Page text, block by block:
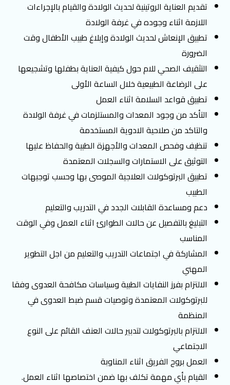
تقديم العناية الروتينية لحديث الولادة والقيام بالإجراءات
اللازمة اثناء وجوده في غرفة الولادة
تطبيق الإنعاش لحديث الولادة وإبلاغ طبيب الأطفال وقت
الضرورة
التثقيف الصحي للام حول كيفية العناية بطفلها وتشجيعها
على الرضاعة الطبيعية خلال الساعة الأولى
تطبيق قواعد السلامة اثناء العمل
التأكد من وجود المعدات والمستلزمات في غرفة الولادة
والتاكد من صلاحية الادوية المستخدمة
تنظيف وفحص المعدات والأجهزة الطبية والحفاظ عليها
التوثيق على الاستمارات والسجلات المعتمدة
تطبيق البرتوكولات العلاجية الموصى بها وحسب توجيهات
الطبيب
دعم ومساعدة القابلات الجدد في التدريب والتعليم
التبليغ بالتفصيل عن حالات الطوارئ اثناء العمل وفي الوقت
المناسب
المشاركة في اجتماعات التدريب والتعليم من اجل التطوير
المهني
الالتزام بفرز النفايات الطبية وسياسات مكافحة العدوى وفقا
للبرتوكولات المعتمدة وتوصيات قسم ضبط العدوى في
المنظمة
الالتزام بالبرتوكولات لتدبير حالات العنف القائم على النوع
الاجتماعي
العمل بروح الفريق اثناء المناوبة
القيام بأي مهمة تكلف بها ضمن اختصاصها اثناء العمل.